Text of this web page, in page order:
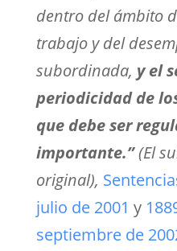
dentro del ámbito
trabajo y del
subordinada, y el
periodicidad de
que debe ser
importante.”(El
original),
julio de 2001 y
septiembre de